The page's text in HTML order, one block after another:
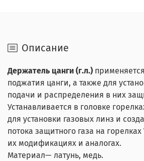
Описание
Держатель цанги (г.л.)
поджатия цанги, а также для
подачи и распределения в них
Устанавливается в головке
для установки газовых линз и
потока защитного газа на горелках
их модификациях и аналогах.
Материал— латунь, медь.